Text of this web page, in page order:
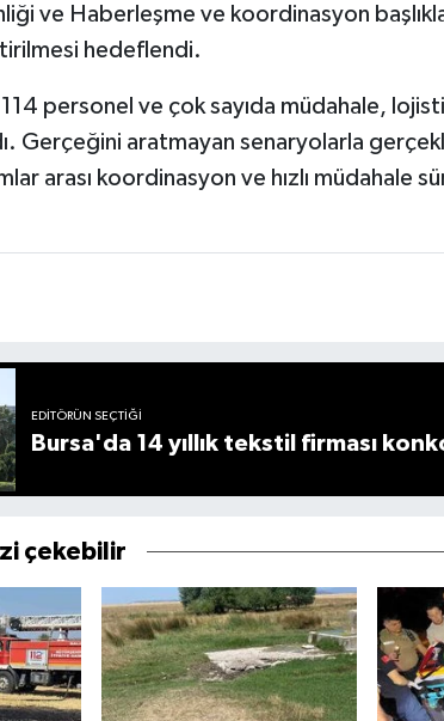
ve Haberleşme ve koordinasyon
hedeflendi.
personel ve çok sayıda müdahale,
Gerçeğini aratmayan senaryolarla
arası koordinasyon ve hızlı müdahale
EDITÖRÜN SEÇTIĞI
Bursa'da 14 yıllık tekstil firması
çekebilir